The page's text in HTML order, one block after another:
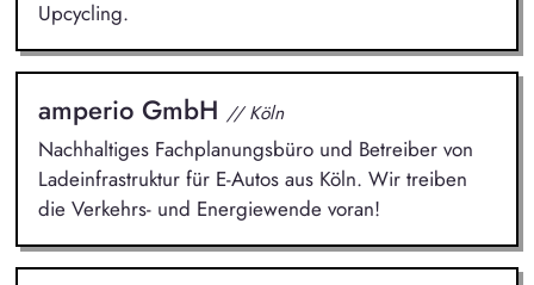
Upcycling.
amperio GmbH // Köln
Nachhaltiges Fachplanungsbüro und Betreiber von
Ladeinfrastruktur für E-Autos aus Köln. Wir treiben
die Verkehrs- und Energiewende voran!